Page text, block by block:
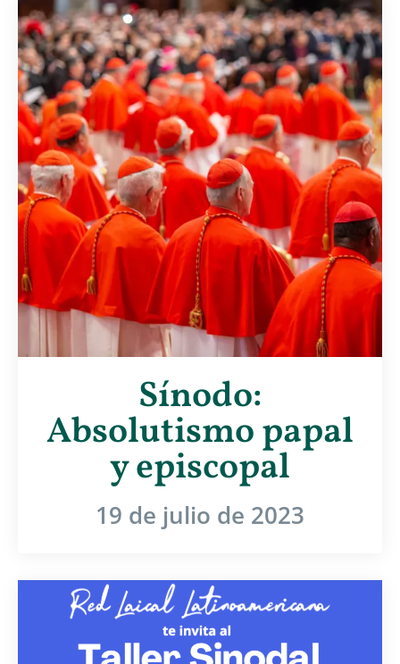
Sínodo:
Absolutismo papal
y episcopal
19 de julio de 2023